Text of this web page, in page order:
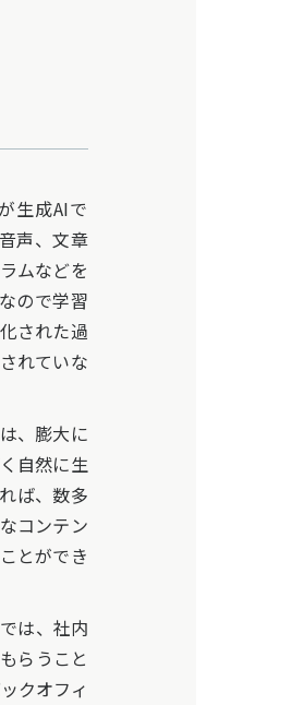
生成AIで
声、文章
ムなどを
ので学習
された過
れていな
、膨大に
自然に生
ば、数多
コンテン
とができ
は、社内
らうこと
クオフィ